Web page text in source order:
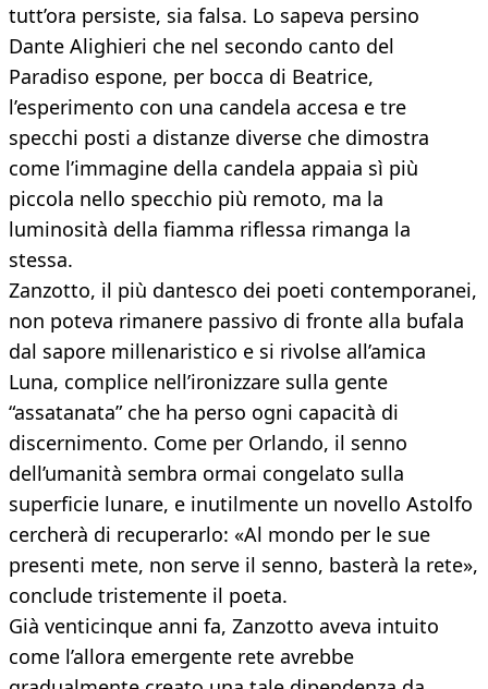
tutt’ora persiste, sia falsa. Lo sapeva persino
Dante Alighieri che nel secondo canto del
Paradiso espone, per bocca di Beatrice,
l’esperimento con una candela accesa e tre
specchi posti a distanze diverse che dimostra
come l’immagine della candela appaia sì più
piccola nello specchio più remoto, ma la
luminosità della fiamma riflessa rimanga la
stessa.
Zanzotto, il più dantesco dei poeti contemporanei,
non poteva rimanere passivo di fronte alla bufala
dal sapore millenaristico e si rivolse all’amica
Luna, complice nell’ironizzare sulla gente
“assatanata” che ha perso ogni capacità di
discernimento. Come per Orlando, il senno
dell’umanità sembra ormai congelato sulla
superficie lunare, e inutilmente un novello Astolfo
cercherà di recuperarlo: «Al mondo per le sue
presenti mete, non serve il senno, basterà la rete»,
conclude tristemente il poeta.
Già venticinque anni fa, Zanzotto aveva intuito
come l’allora emergente rete avrebbe